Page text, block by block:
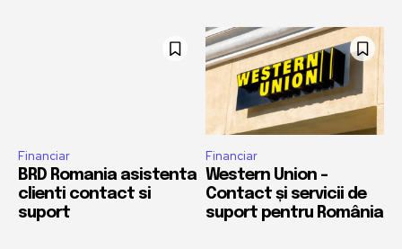
Financiar
BRD Romania asistenta
clienti contact si
suport
Financiar
Western Union –
Contact și servicii de
suport pentru România